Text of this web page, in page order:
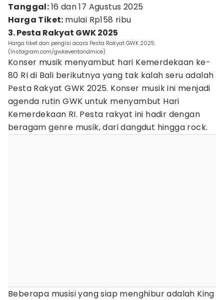
Tanggal:16 dan 17 Agustus 2025
Harga Tiket: mulai Rp158 ribu
3. Pesta Rakyat GWK 2025
Harga tiket dan pengisi acara Pesta Rakyat GWK 2025.
(Instagram.com/gwkeventandmice)
Konser musik menyambut hari Kemerdekaan ke-
80 RI di Bali berikutnya yang tak kalah seru adalah
Pesta Rakyat GWK 2025. Konser musik ini menjadi
agenda rutin GWK untuk menyambut Hari
Kemerdekaan RI. Pesta rakyat ini hadir dengan
beragam genre musik, dari dangdut hingga rock.
Beberapa musisi yang siap menghibur adalah King